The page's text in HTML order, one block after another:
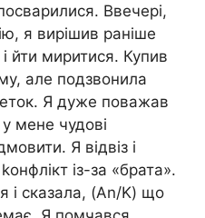
Ввечері,
я вирішив раніше
і йти миритися. Купив
але подзвонила
Я дуже поважав
мене чудові
Я відвіз і
із-за «брата».
і сказала, (An/K) що